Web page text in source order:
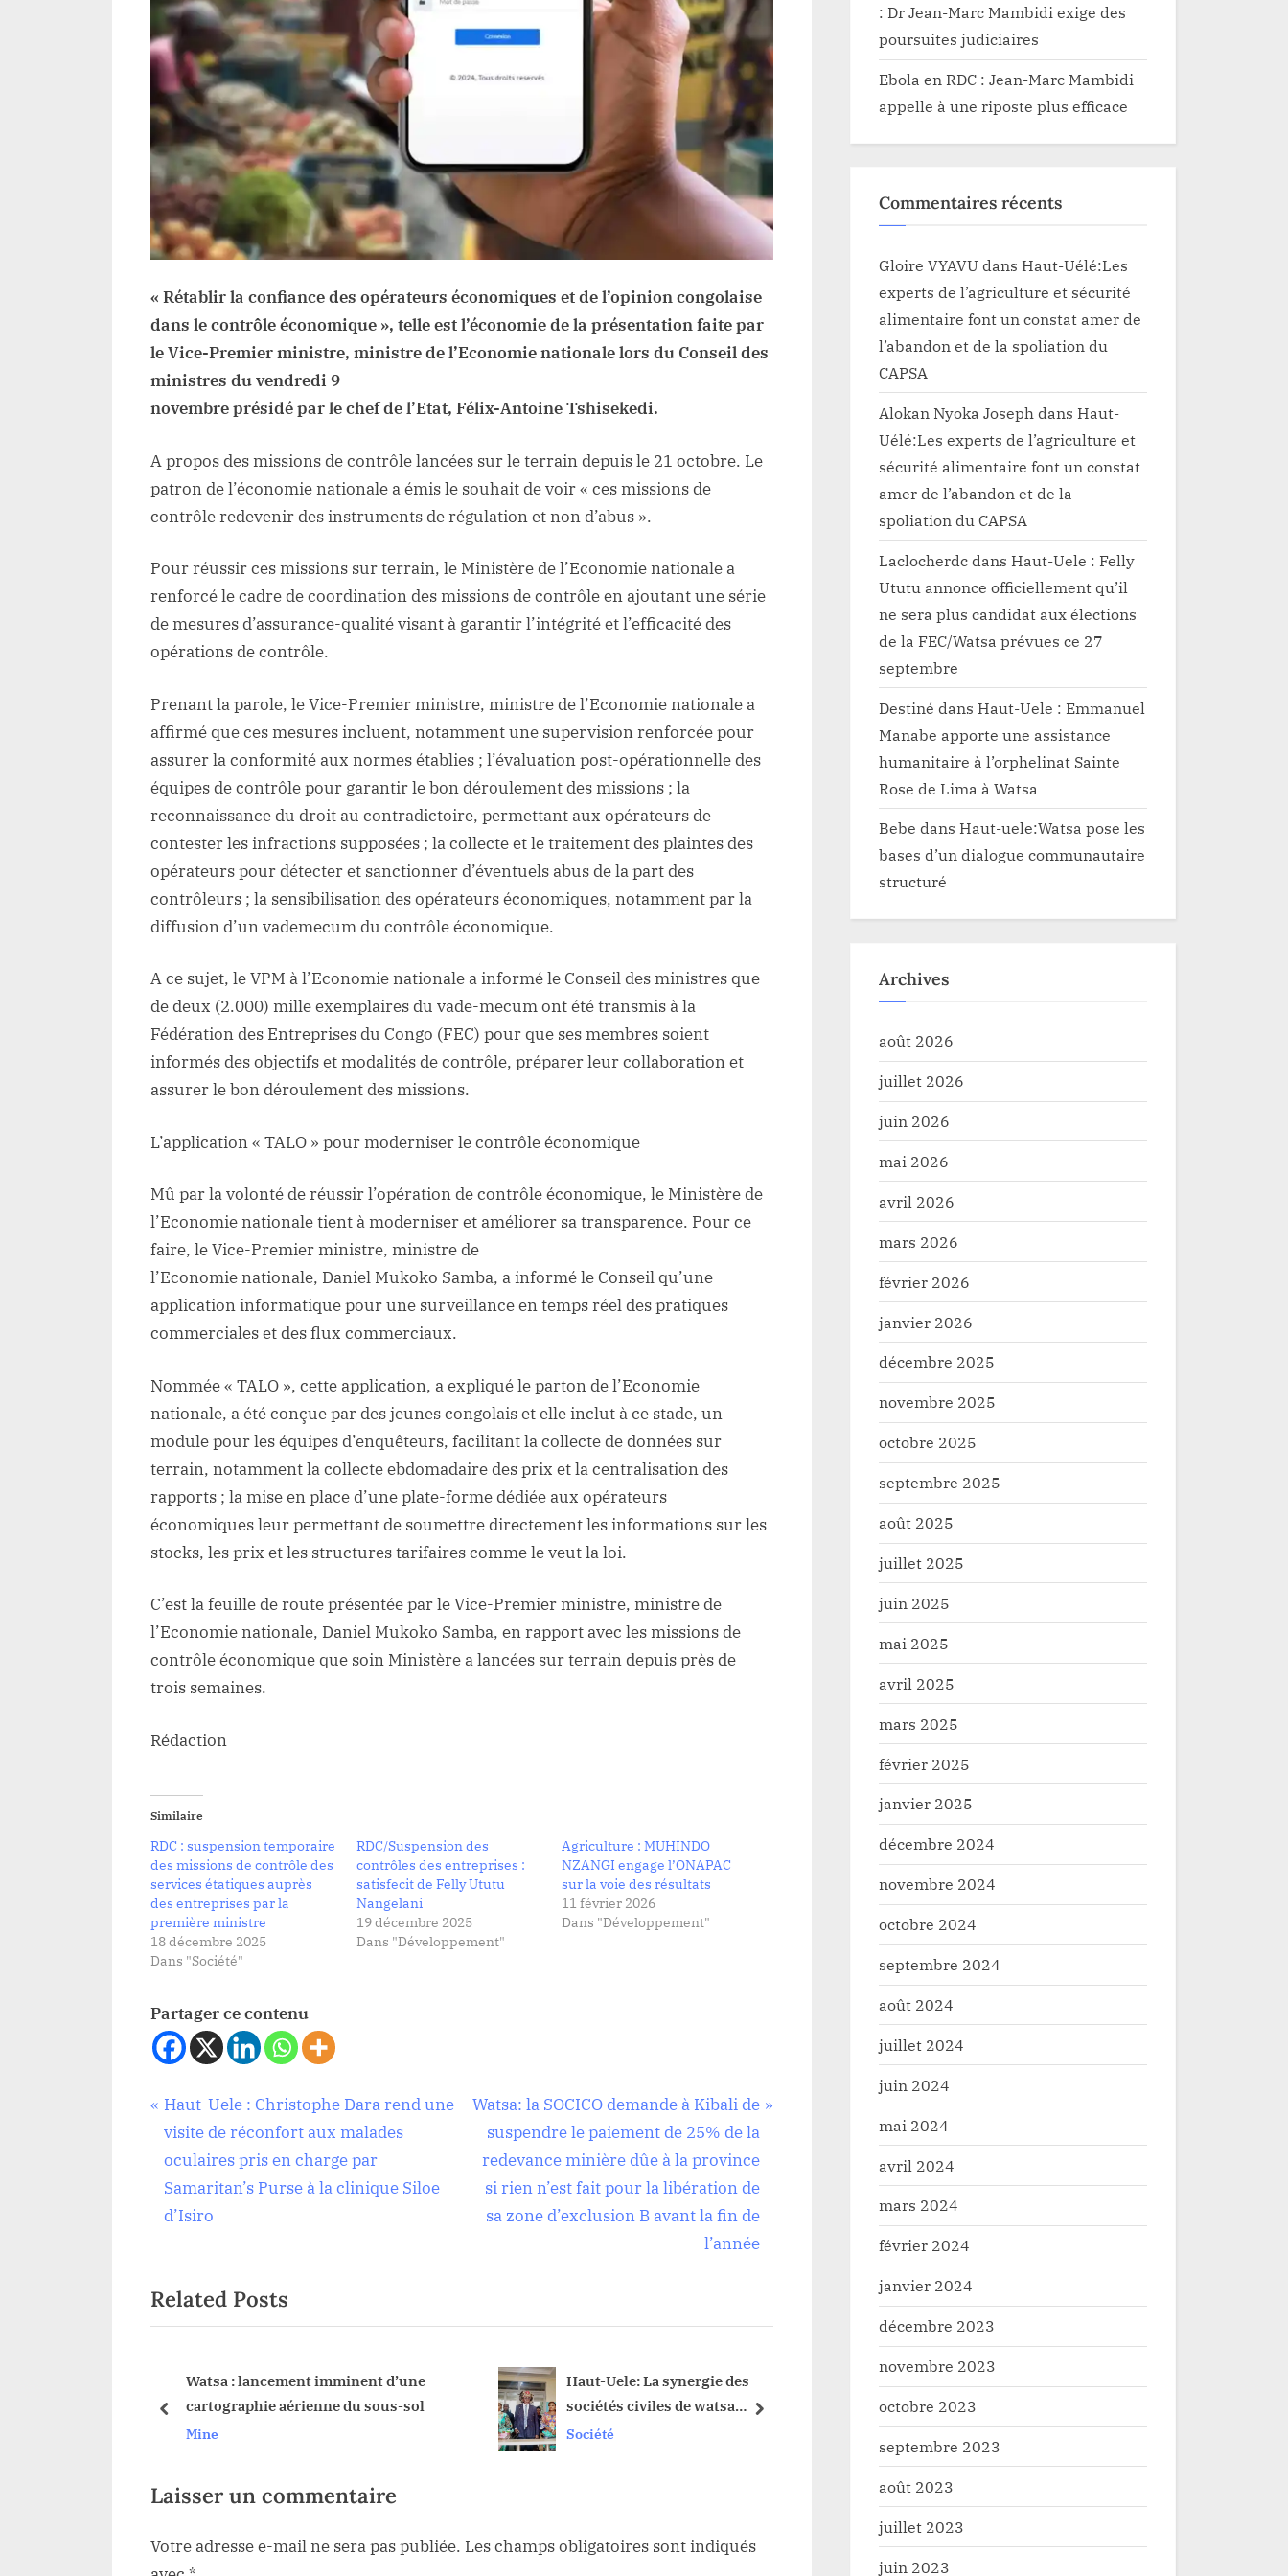
« Rétablir la confiance des opérateurs économiques et de l’opinion congolaise
dans le contrôle économique », telle est l’économie de la présentation faite par
le Vice-Premier ministre, ministre de l’Economie nationale lors du Conseil des
ministres du vendredi 9
novembre présidé par le chef de l’Etat, Félix-Antoine Tshisekedi.
A propos des missions de contrôle lancées sur le terrain depuis le 21 octobre. Le
patron de l’économie nationale a émis le souhait de voir « ces missions de
contrôle redevenir des instruments de régulation et non d’abus ».
Pour réussir ces missions sur terrain, le Ministère de l’Economie nationale a
renforcé le cadre de coordination des missions de contrôle en ajoutant une série
de mesures d’assurance-qualité visant à garantir l’intégrité et l’efficacité des
opérations de contrôle.
Prenant la parole, le Vice-Premier ministre, ministre de l’Economie nationale a
affirmé que ces mesures incluent, notamment une supervision renforcée pour
assurer la conformité aux normes établies ; l’évaluation post-opérationnelle des
équipes de contrôle pour garantir le bon déroulement des missions ; la
reconnaissance du droit au contradictoire, permettant aux opérateurs de
contester les infractions supposées ; la collecte et le traitement des plaintes des
opérateurs pour détecter et sanctionner d’éventuels abus de la part des
contrôleurs ; la sensibilisation des opérateurs économiques, notamment par la
diffusion d’un vademecum du contrôle économique.
A ce sujet, le VPM à l’Economie nationale a informé le Conseil des ministres que
de deux (2.000) mille exemplaires du vade-mecum ont été transmis à la
Fédération des Entreprises du Congo (FEC) pour que ses membres soient
informés des objectifs et modalités de contrôle, préparer leur collaboration et
assurer le bon déroulement des missions.
L’application « TALO » pour moderniser le contrôle économique
Mû par la volonté de réussir l’opération de contrôle économique, le Ministère de
l’Economie nationale tient à moderniser et améliorer sa transparence. Pour ce
faire, le Vice-Premier ministre, ministre de
l’Economie nationale, Daniel Mukoko Samba, a informé le Conseil qu’une
application informatique pour une surveillance en temps réel des pratiques
commerciales et des flux commerciaux.
Nommée « TALO », cette application, a expliqué le parton de l’Economie
nationale, a été conçue par des jeunes congolais et elle inclut à ce stade, un
module pour les équipes d’enquêteurs, facilitant la collecte de données sur
terrain, notamment la collecte ebdomadaire des prix et la centralisation des
rapports ; la mise en place d’une plate-forme dédiée aux opérateurs
économiques leur permettant de soumettre directement les informations sur les
stocks, les prix et les structures tarifaires comme le veut la loi.
C’est la feuille de route présentée par le Vice-Premier ministre, ministre de
l’Economie nationale, Daniel Mukoko Samba, en rapport avec les missions de
contrôle économique que soin Ministère a lancées sur terrain depuis près de
trois semaines.
Rédaction
Similaire
RDC : suspension temporaire
des missions de contrôle des
services étatiques auprès
des entreprises par la
première ministre
18 décembre 2025
Dans "Société"
RDC/Suspension des
contrôles des entreprises :
satisfecit de Felly Ututu
Nangelani
19 décembre 2025
Dans "Développement"
Agriculture : MUHINDO
NZANGI engage l’ONAPAC
sur la voie des résultats
11 février 2026
Dans "Développement"
Partager ce contenu
Société
Navigation
de
l’article
P
r
e
v
i
s
P
t
Haut-Uele : Christophe Dara rend une
visite de réconfort aux malades
oculaires pris en charge par
Samaritan’s Purse à la clinique Siloe
d’Isiro
N
:
Watsa: la SOCICO demande à Kibali de
suspendre le paiement de 25% de la
redevance minière dûe à la province
si rien n’est fait pour la libération de
sa zone d’exclusion B avant la fin de
l’année
Related Posts
Watsa : lancement imminent d’une
cartographie aérienne du sous-sol
Mine
Haut-Uele: La synergie des
sociétés civiles de watsa
annule sa décision de
Société
communauté « Nande » de
Goma se joint aux fidèles
catholiques rependus à travers
le monde
prev next
Laisser un commentaire
Votre adresse e-mail ne sera pas publiée. Les champs obligatoires sont indiqués
: Dr Jean-Marc Mambidi exige des
poursuites judiciaires
Ebola en RDC : Jean-Marc Mambidi
appelle à une riposte plus efficace
Commentaires récents
Gloire VYAVU dans Haut-Uélé:Les
experts de l’agriculture et sécurité
alimentaire font un constat amer de
l’abandon et de la spoliation du
CAPSA
Alokan Nyoka Joseph dans Haut-
Uélé:Les experts de l’agriculture et
sécurité alimentaire font un constat
amer de l’abandon et de la
spoliation du CAPSA
Laclocherdcdans Haut-Uele : Felly
Ututu annonce officiellement qu’il
ne sera plus candidat aux élections
de la FEC/Watsa prévues ce 27
septembre
Destiné dans Haut-Uele : Emmanuel
Manabe apporte une assistance
humanitaire à l’orphelinat Sainte
Rose de Lima à Watsa
Bebe dans Haut-uele:Watsa pose les
bases d’un dialogue communautaire
structuré
Archives
août 2026
juillet 2026
juin 2026
mai 2026
avril 2026
mars 2026
février 2026
janvier 2026
décembre 2025
novembre 2025
octobre 2025
septembre 2025
août 2025
juillet 2025
juin 2025
mai 2025
avril 2025
mars 2025
février 2025
janvier 2025
décembre 2024
novembre 2024
octobre 2024
septembre 2024
août 2024
juillet 2024
juin 2024
mai 2024
avril 2024
mars 2024
février 2024
janvier 2024
décembre 2023
novembre 2023
octobre 2023
septembre 2023
août 2023
juillet 2023
juin 2023